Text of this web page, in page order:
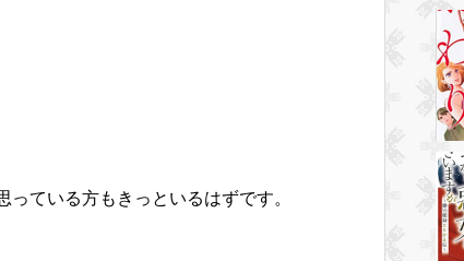
ている方もきっといるはずです。